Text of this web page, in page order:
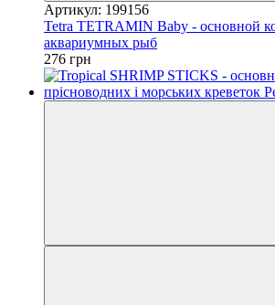
Артикул: 199156
Tetra TETRAMIN Baby - основной
аквариумных рыб
276 грн